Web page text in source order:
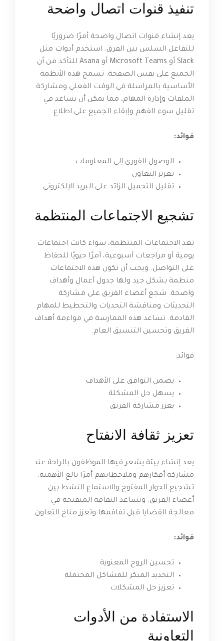
تنفيذ قنوات اتصال واضحة
يعد إنشاء قنوات اتصال واضحة أمرًا ضروريًا
للتفاعل السلس بين الفرق. استخدم أدوات مثل
Slack أو Microsoft Teams أو Asana للتأكد من أن
الجميع على نفس الصفحة. تسمح هذه الأنظمة
الأساسية بالمراسلة في الوقت الفعلي ومشاركة
الملفات وإدارة المهام، مما يمكن أن يساعد في
تقليل سوء الفهم وإبقاء الجميع على اطلاع.
فوائد:
الوصول الفوري إلى المعلومات
تعزيز التعاون
تقليل التحميل الزائد على البريد الإلكتروني
تشجيع الاجتماعات المنتظمة
تعد الاجتماعات المنتظمة، سواء كانت اجتماعات
يومية أو مراجعات أسبوعية، أمرًا حيويًا للحفاظ
على التواصل. ويجب أن تكون هذه الاجتماعات
منظمة بشكل جيد ولها جدول أعمال وأهداف
واضحة. شجع أعضاء الفريق على مشاركة
التحديثات ومناقشة التحديات والتخطيط للمهام
القادمة. تساعد هذه الممارسة في مواءمة أهداف
الفريق وتحسين التنسيق العام.
فوائد:
يضمن التوافق على الأهداف
يسهل حل المشكلة
يعزز مشاركة الفريق
تعزيز ثقافة الانفتاح
يعد إنشاء بيئة يشعر فيها الموظفون بالراحة عند
مشاركة أفكارهم وملاحظاتهم أمرًا بالغ الأهمية.
تشجيع الحوار المفتوح والاستماع النشط بين
أعضاء الفريق. وتساعد الثقافة المنفتحة في
معالجة القضايا قبل تفاقمها وتعزز مناخ التعاون.
فوائد:
تحسين الروح المعنوية
التحديد المبكر للمشاكل المحتملة
تعزيز حل المشكلات
الاستفادة من الأدوات
التعاونية